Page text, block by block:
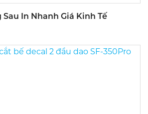
Sau In Nhanh Giá Kinh Tế